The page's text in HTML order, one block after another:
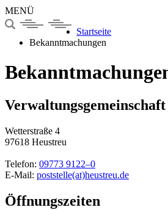
MENÜ
Startseite
Bekanntmachungen
Wetterstraße 4
97618 Heustreu
Telefon: 09773 9122–0
E-Mail: poststelle(at)heustreu.de
Öffnungszeiten